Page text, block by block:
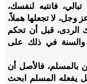
فانتبه لنفسك،
وجل، لا تجعلها هملاً،
الردى، قبل أن تحكم
والسنة في ذلك على
بالمسلم، فالأصل أن
يفعله المسلم ابحث